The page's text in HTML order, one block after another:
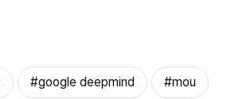
#google deepmind #mou